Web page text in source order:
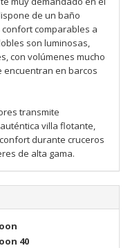
de un baño
comparables a
son luminosas,
con volúmenes mucho
encuentran en barcos
transmite
villa flotante,
durante cruceros
de alta gama.
40